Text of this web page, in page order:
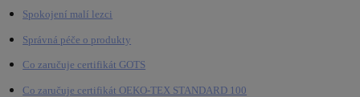
Spokojení malí lezci
Správná péče o produkty
Co zaručuje certifikát GOTS
Co zaručuje certifikát OEKO-TEX STANDARD 100